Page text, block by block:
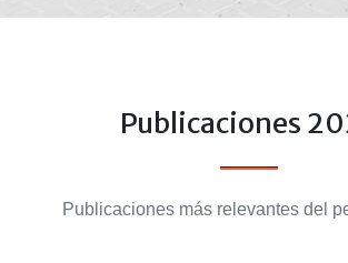
Publicaciones
Publicaciones más relevantes del